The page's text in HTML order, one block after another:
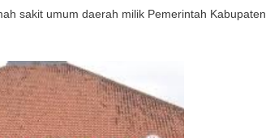
sakit umum daerah milik Pemerintah Kabupaten